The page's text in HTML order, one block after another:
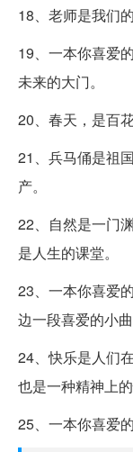
18、老师是我们
19、一本你喜爱
未来的大门。
20、春天，是百
21、兵马俑是祖
产。
22、自然是一门
是人生的课堂。
23、一本你喜爱
边一段喜爱的小曲
24、快乐是人们
也是一种精神上的
25、一本你喜爱